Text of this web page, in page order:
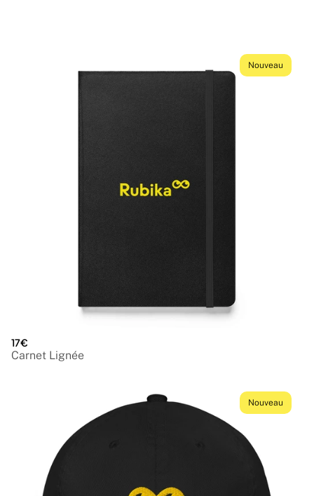
Nouveau
17€
Carnet Lignée
Nouveau